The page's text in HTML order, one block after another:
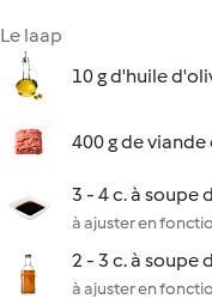
Le laap
10 g d'huile
400 g de
3 - 4 c. à soupe
à ajuster en
2 - 3 c. à soupe
à ajuster en